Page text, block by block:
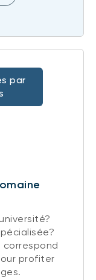
par
correspond
profiter